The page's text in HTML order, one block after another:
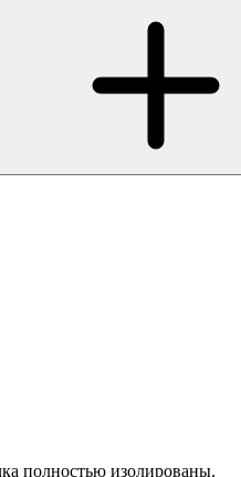
полностью изолированы.